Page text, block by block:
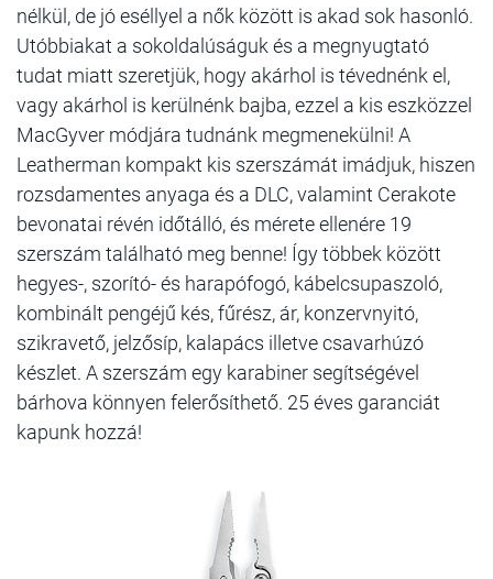
nélkül, de jó eséllyel a nők között is akad sok hasonló.
Utóbbiakat a sokoldalúságuk és a megnyugtató
tudat miatt szeretjük, hogy akárhol is tévednénk el,
vagy akárhol is kerülnénk bajba, ezzel a kis eszközzel
MacGyver módjára tudnánk megmenekülni! A
Leatherman kompakt kis szerszámát imádjuk, hiszen
rozsdamentes anyaga és a DLC, valamint Cerakote
bevonatai révén időtálló, és mérete ellenére 19
szerszám található meg benne! Így többek között
hegyes-, szorító- és harapófogó, kábelcsupaszoló,
kombinált pengéjű kés, fűrész, ár, konzervnyitó,
szikravető, jelzősíp, kalapács illetve csavarhúzó
készlet. A szerszám egy karabiner segítségével
bárhova könnyen felerősíthető. 25 éves garanciát
kapunk hozzá!